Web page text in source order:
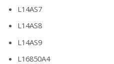
L14AS7
L14AS8
L14AS9
L16850A4